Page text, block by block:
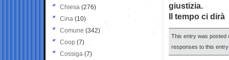
giustizia.
Il tempo ci dirà
This entry was posted
responses to this
Chiesa (276)
Cina (10)
Comune (342)
Coop (7)
Cossiga (7)